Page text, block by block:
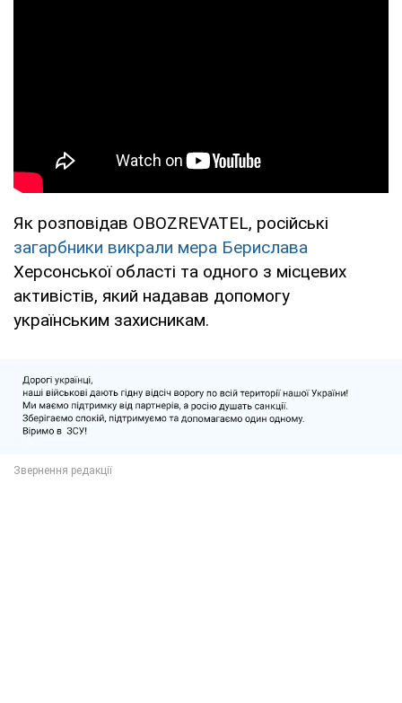
Як розповідав OBOZREVATEL, російські
загарбники викрали мера Берислава
Херсонської області та одного з місцевих
активістів, який надавав допомогу
українським захисникам.